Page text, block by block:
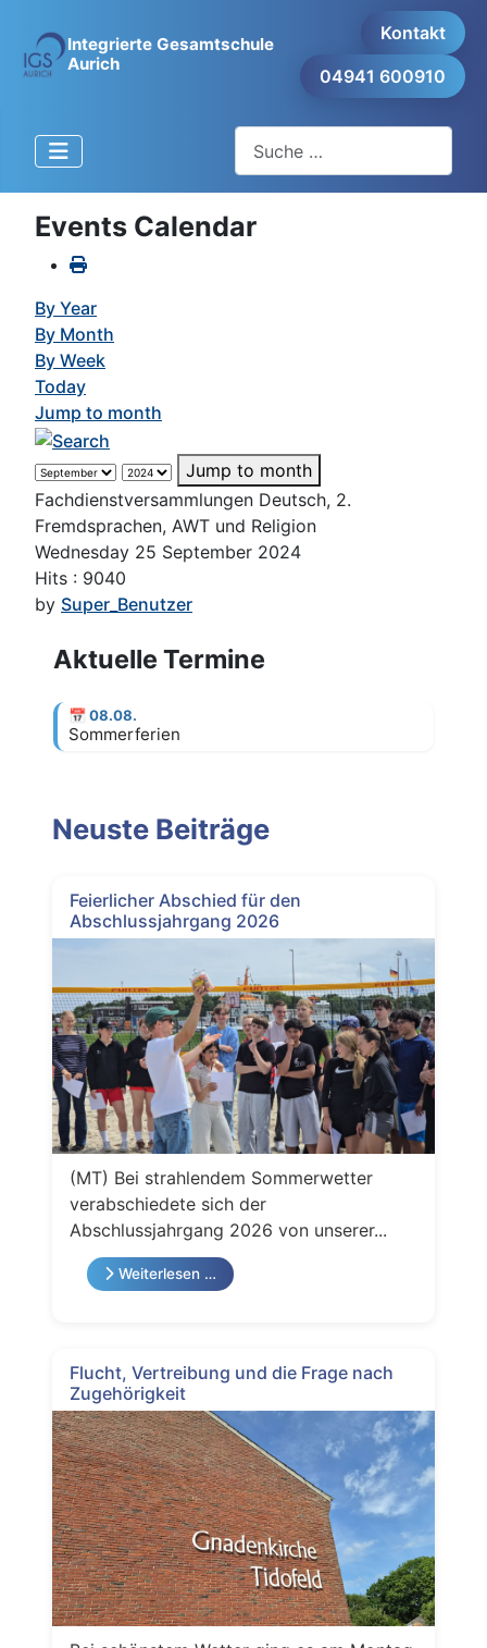
Integrierte Gesamtschule
Aurich
Kontakt
04941 600910
Events Calendar
By Year
By Month
By Week
Today
Jump to month
Jump to month
Fachdienstversammlungen Deutsch, 2.
Fremdsprachen, AWT und Religion
Wednesday 25 September 2024
Hits : 9040
by Super_Benutzer
Aktuelle Termine
📅 08.08.
Sommerferien
Neuste Beiträge
Feierlicher Abschied für den
Abschlussjahrgang 2026
(MT) Bei strahlendem Sommerwetter
verabschiedete sich der
Abschlussjahrgang 2026 von unserer...
Weiterlesen …
Flucht, Vertreibung und die Frage nach
Zugehörigkeit